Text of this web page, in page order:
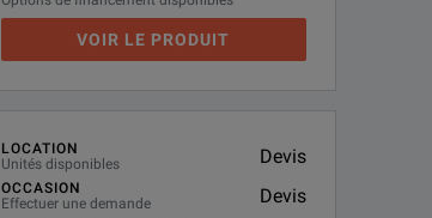
VOIR LE PRODUIT
LOCATION
Unités disponibles
Devis
OCCASION
Effectuer une demande
Devis